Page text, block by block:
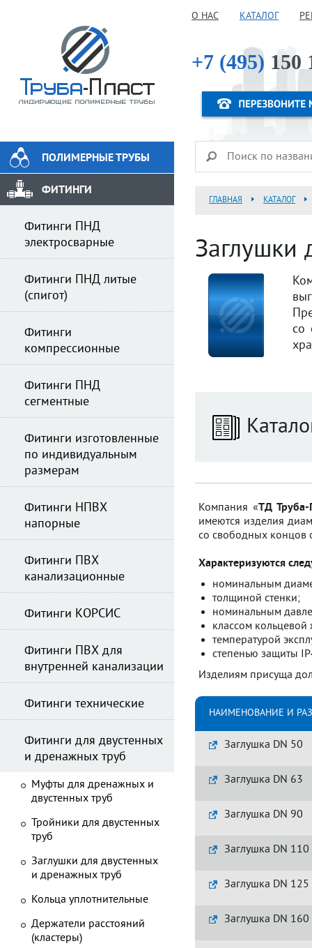
О НАС КАТАЛОГ
+7 (495) 150
ГЛАВНАЯ КАТАЛОГ
Заглушки
со
Компания «ТД Труба-
имеются изделия
со свободных концов
Характеризуются
номинальным
толщиной стенки;
номинальным
классом кольцевой
температурой
степенью защиты
Изделиям присуща
НАИМЕНОВАНИЕ И
Заглушка DN 50
Заглушка DN 63
Заглушка DN 90
Заглушка DN 110
Заглушка DN 125
Заглушка DN 160
ПОЛИМЕРНЫЕ ТРУБЫ
ФИТИНГИ
Фитинги ПНД
электросварные
Фитинги ПНД литые
(спигот)
Фитинги
компрессионные
Фитинги ПНД
сегментные
Фитинги изготовленные
по индивидуальным
размерам
Фитинги НПВХ
напорные
Фитинги ПВХ
канализационные
Фитинги КОРСИС
Фитинги ПВХ для
внутренней канализации
Фитинги технические
Фитинги для двустенных
и дренажных труб
Муфты для дренажных и
двустенных труб
Тройники для двустенных
труб
Заглушки для двустенных
и дренажных труб
Кольца уплотнительные
Держатели расстояний
(кластеры)